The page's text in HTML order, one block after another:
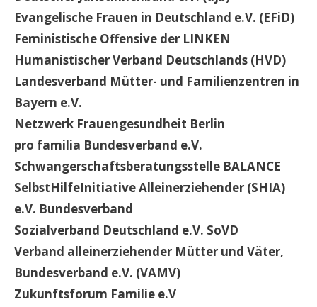
Evangelische Frauen in Deutschland e.V. (EFiD)
Feministische Offensive der LINKEN
Humanistischer Verband Deutschlands (HVD)
Landesverband Mütter- und Familienzentren in
Bayern e.V.
Netzwerk Frauengesundheit Berlin
pro familia Bundesverband e.V.
Schwangerschaftsberatungsstelle BALANCE
SelbstHilfeInitiative Alleinerziehender (SHIA)
e.V. Bundesverband
Sozialverband Deutschland e.V. SoVD
Verband alleinerziehender Mütter und Väter,
Bundesverband e.V. (VAMV)
Zukunftsforum Familie e.V